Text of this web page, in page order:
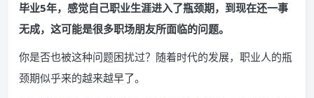
毕业5年，感觉自己职业生涯进入了瓶颈期，到现在还一事
无成，这可能是很多职场朋友所面临的问题。
你是否也被这种问题困扰过？随着时代的发展，职业人的瓶
颈期似乎来的越来越早了。